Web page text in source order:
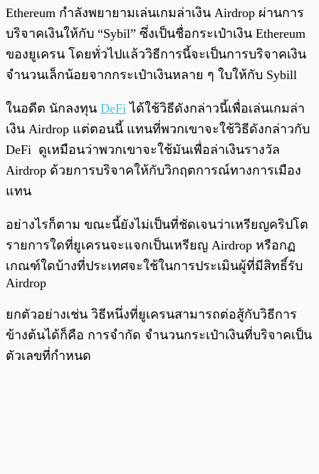
Ethereum กำลังพยายามเล่นเกมล่าเงิน Airdrop ผ่านการ
บริจาคเงินให้กับ “Sybil” ซึ่งเป็นชื่อกระเป๋าเงิน Ethereum
ของยูเครน โดยทั่วไปแล้ววิธีการนี้จะเป็นการบริจาคเงิน
จำนวนเล็กน้อยจากกระเป๋าเงินหลาย ๆ ใบให้กับ Sybill
ในอดีต นักลงทุน DeFi ได้ใช้วิธีดังกล่าวนี้เพื่อเล่นเกมล่า
เงิน Airdrop แต่ตอนนี้ แทนที่พวกเขาจะใช้วิธีดังกล่าวกับ
DeFi ดูเหมือนว่าพวกเขาจะใช้มันเพื่อล่าเงินรางวัล
Airdrop ด้วยการบริจาคให้กับวิกฤตการณ์ทางการเมือง
แทน
อย่างไรก็ตาม ขณะนี้ยังไม่เป็นที่ชัดเจนว่าเหรียญคริปโต
รายการใดที่ยูเครนจะแจกเป็นเหรียญ Airdrop หรือกฏ
เกณฑ์ใดบ้างที่ประเทศจะใช้ในการประเมินผู้ที่มีสิทธิ์รับ
Airdrop
ยกตัวอย่างเช่น วิธีหนึ่งที่ยูเครนสามารถต่อสู้กับวิธีการ
ข้างต้นได้ก็คือ การจำกัด จำนวนกระเป๋าเงินที่บริจาคเป็น
ตัวเลขที่กำหนด